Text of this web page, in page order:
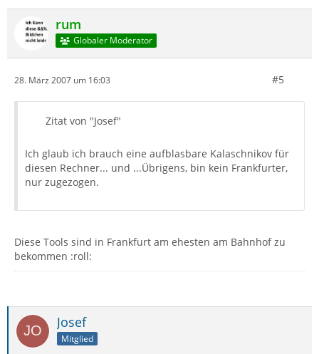
rum
Globaler Moderator
28. März 2007 um 16:03 #5
Zitat von "Josef"
Ich glaub ich brauch eine aufblasbare Kalaschnikov für
diesen Rechner... und ...Übrigens, bin kein Frankfurter,
nur zugezogen.
Diese Tools sind in Frankfurt am ehesten am Bahnhof zu
bekommen :roll:
Josef
Mitglied